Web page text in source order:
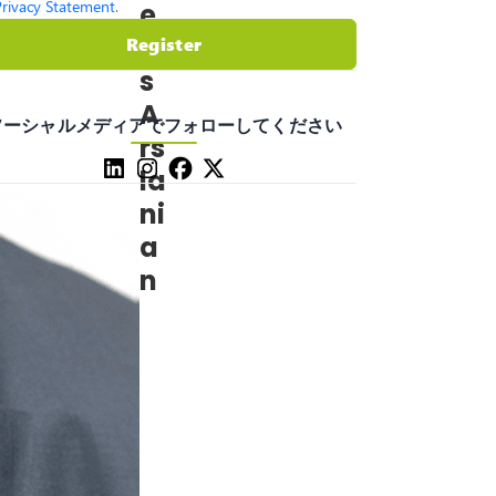
e
gi
s
A
rs
la
ni
a
n
Statement.
Register
シャルメディアでフォローしてください